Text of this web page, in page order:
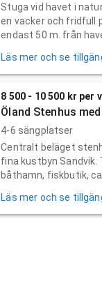
Stuga vid havet i
en vacker och fridfull
endast 50 m. från
Läs mer och se
8 500 - 10 500 kr per
Öland Stenhus
4-6 sängplatser
Centralt beläget
fina kustbyn Sandvik.
båthamn, fiskbutik,
Läs mer och se